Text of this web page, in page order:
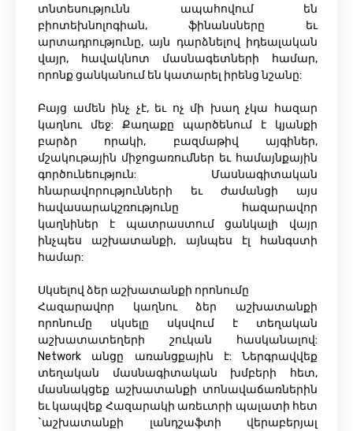
տնտեսությունն ապահովում են
բիոտեխնոլոգիան, ֆինանսները եւ
արտադրությունը, այն դարձնելով իդեալական
վայր, հավակնոտ մասնագետների համար,
որոնք ցանկանում են կատարել իրենց նշանը:
Բայց ամեն ինչ չէ, եւ ոչ մի խաղ չկա հազար
կաղնու մեջ: Քաղաքը պարծենում է կյանքի
բարձր որակի, բազմաթիվ այգիներ,
մշակութային միջոցառումներ եւ համայնքային
գործունեություն: Մասնագիտական
հնարավորությունների եւ ժամանցի այս
հավասարակշռությունը հազարավոր
կաղնիներ է պատրաստում ցանկալի վայր
ինչպես աշխատանքի, այնպես էլ հանգստի
համար:
Սկսելով ձեր աշխատանքի որոնումը
Հազարավոր կաղնու ձեր աշխատանքի
որոնումը սկսելը սկսվում է տեղական
աշխատատեղերի շուկան հասկանալով:
Network անցը առանցքային է: Ներգրավվեք
տեղական մասնագիտական խմբերի հետ,
մասնակցեք աշխատանքի տոնավաճառներին
եւ կապվեք Հազարակի առեւտրի պալատի հետ
`աշխատանքի լանդշաֆտի վերաբերյալ